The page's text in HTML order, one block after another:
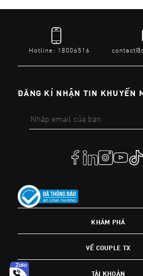
Hotline: 18006516
ĐĂNG KÍ NHẬN TIN KHUYẾN
KHÁM PHÁ
VỀ COUPLE TX
TÀI KHOẢN